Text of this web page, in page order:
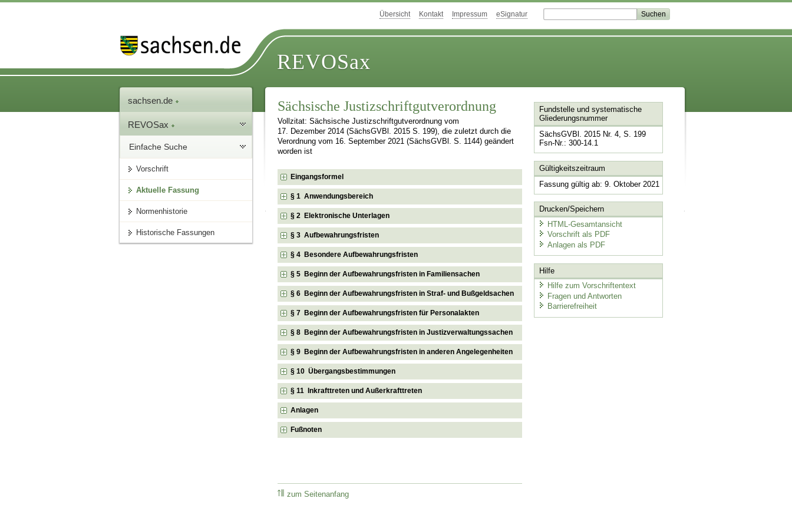
Übersicht Kontakt Impressum eSignatur
REVOSax
sachsen.de
REVOSax
Einfache Suche
Vorschrift
Aktuelle Fassung
Normenhistorie
Historische Fassungen
Sächsische Justizschriftgutverordnung
Vollzitat: Sächsische Justizschriftgutverordnung vom
17. Dezember 2014 (SächsGVBl. 2015 S. 199), die zuletzt durch die
Verordnung vom 16. September 2021 (SächsGVBl. S. 1144) geändert
worden ist
Eingangsformel
§ 1 Anwendungsbereich
§ 2 Elektronische Unterlagen
§ 3 Aufbewahrungsfristen
§ 4 Besondere Aufbewahrungsfristen
§ 5 Beginn der Aufbewahrungsfristen in Familiensachen
§ 6 Beginn der Aufbewahrungsfristen in Straf- und Bußgeldsachen
§ 7 Beginn der Aufbewahrungsfristen für Personalakten
§ 8 Beginn der Aufbewahrungsfristen in Justizverwaltungssachen
§ 9 Beginn der Aufbewahrungsfristen in anderen Angelegenheiten
§ 10 Übergangsbestimmungen
§ 11 Inkrafttreten und Außerkrafttreten
Anlagen
Fußnoten
zum Seitenanfang
Fundstelle und systematische
Gliederungsnummer
SächsGVBl. 2015 Nr. 4, S. 199
Fsn-Nr.: 300-14.1
Gültigkeitszeitraum
Fassung gültig ab: 9. Oktober 2021
Drucken/Speichern
HTML-Gesamtansicht
Vorschrift als PDF
Anlagen als PDF
Hilfe
Hilfe zum Vorschriftentext
Fragen und Antworten
Barrierefreiheit